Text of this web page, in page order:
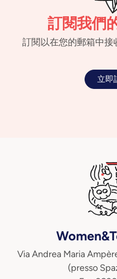
訂閱我們
訂閱以在您的郵箱中
立即
Via Andrea Maria
(presso